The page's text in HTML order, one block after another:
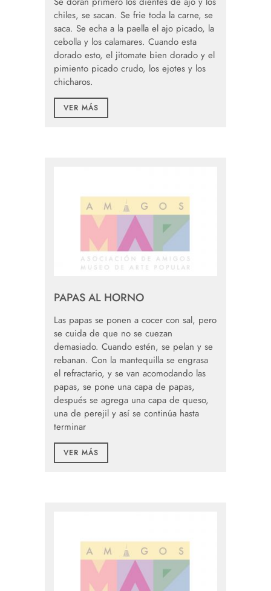
chiles, se sacan. Se frie toda la carne, se
saca. Se echa a la paella el ajo picado, la
cebolla y los calamares. Cuando esta
dorado esto, el jitomate bien dorado y el
pimiento picado crudo, los ejotes y los
chicharos.
VER MÁS
PAPAS AL HORNO
Las papas se ponen a cocer con sal, pero
se cuida de que no se cuezan
demasiado. Cuando estén, se pelan y se
rebanan. Con la mantequilla se engrasa
el refractario, y se van acomodando las
papas, se pone una capa de papas,
después se agrega una capa de queso,
una de perejil y así se continúa hasta
terminar
VER MÁS